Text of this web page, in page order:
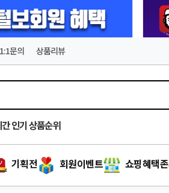
1:1문의 상품리뷰
인기 상품순위
기획전 회원이벤트 쇼핑혜택존